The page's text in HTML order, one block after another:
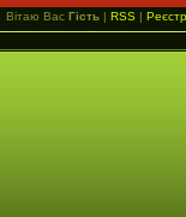
Вітаю Вас Гість | RSS |